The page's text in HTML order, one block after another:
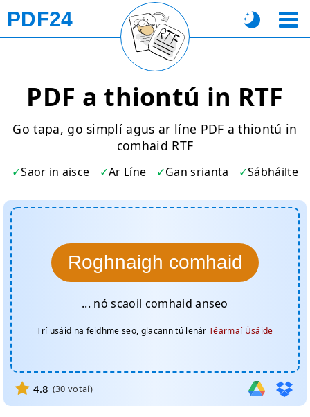
PDF24
PDF a thiontú in RTF
Go tapa, go simplí agus ar líne PDF a thiontú in
comhaid RTF
Saor in aisce Ar Líne Gan srianta Sábháilte
Roghnaigh comhaid
... nó scaoil comhaid anseo
Trí usáid na feidhme seo, glacann tú lenárTéarmaí Úsáide
4.8 (30 votaí)